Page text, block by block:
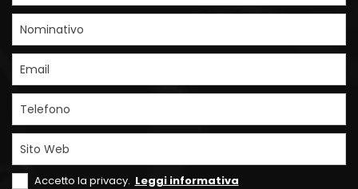
Nominativo
Email
Telefono
Sito Web
Accetto la privacy. Leggi informativa